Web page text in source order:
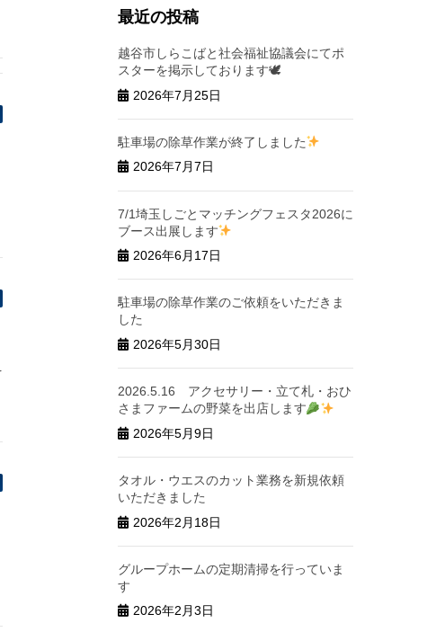
最近の投稿
越谷市しらこばと社会福祉協議会にてポ
スターを掲示しております🕊
2026年7月25日
駐車場の除草作業が終了しました
2026年7月7日
7/1埼玉しごとマッチングフェスタ2026に
ブース出展します
2026年6月17日
駐車場の除草作業のご依頼をいただきま
した
2026年5月30日
2026.5.16 アクセサリー・立て札・おひ
さまファームの野菜を出店します
2026年5月9日
タオル・ウエスのカット業務を新規依頼
いただきました
2026年2月18日
グループホームの定期清掃を行っていま
す
2026年2月3日